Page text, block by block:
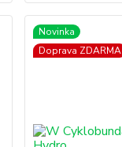
Novinka
Doprava ZDARMA